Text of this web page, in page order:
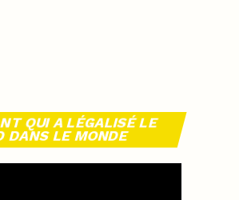
QUI A LÉGALISÉ LE
DANS LE MONDE